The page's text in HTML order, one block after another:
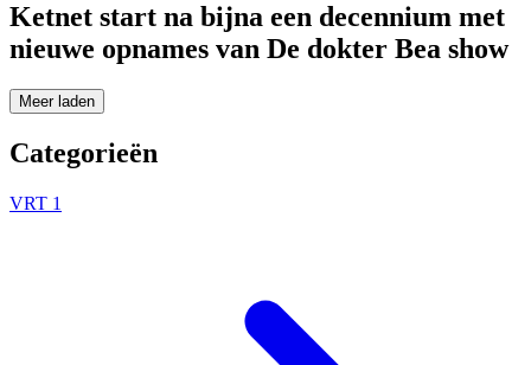
Ketnet start na bijna een decennium met
nieuwe opnames van De dokter Bea show
Meer laden
Categorieën
VRT 1